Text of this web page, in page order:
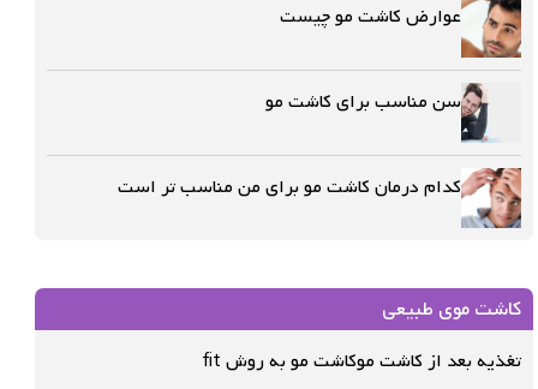
عوارض کاشت مو چیست
سن مناسب برای کاشت مو
کدام درمان کاشت مو برای من مناسب تر است
کاشت موی طبیعی
تغذیه بعد از کاشت موکاشت مو به روش fit